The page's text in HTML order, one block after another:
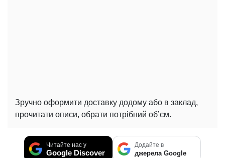
Зручно оформити доставку додому або в заклад,
прочитати описи, обрати потрібний об’єм.
Читайте нас у
Google Discover
Додайте в
джерела Google